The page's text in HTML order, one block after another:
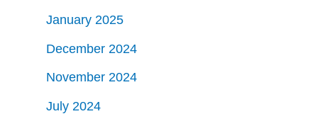
January 2025
December 2024
November 2024
July 2024